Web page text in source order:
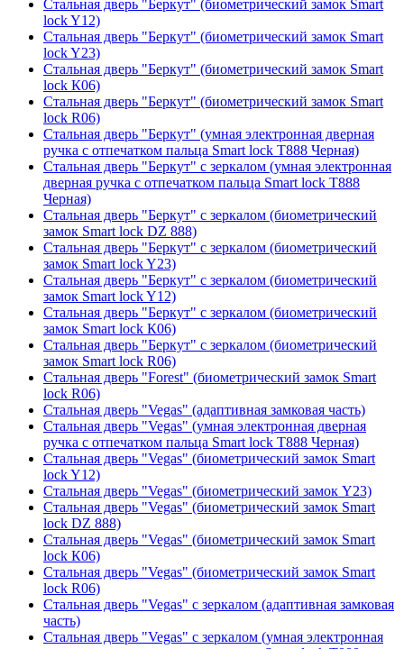
Стальная дверь "Беркут" (биометрический замок Smart
lock Y12)
Стальная дверь "Беркут" (биометрический замок Smart
lock Y23)
Стальная дверь "Беркут" (биометрический замок Smart
lock К06)
Стальная дверь "Беркут" (биометрический замок Smart
lock R06)
Стальная дверь "Беркут" (умная электронная дверная
ручка с отпечатком пальца Smart lock T888 Черная)
Стальная дверь "Беркут" с зеркалом (умная электронная
дверная ручка с отпечатком пальца Smart lock T888
Черная)
Стальная дверь "Беркут" с зеркалом (биометрический
замок Smart lock DZ 888)
Стальная дверь "Беркут" с зеркалом (биометрический
замок Smart lock Y23)
Стальная дверь "Беркут" с зеркалом (биометрический
замок Smart lock Y12)
Стальная дверь "Беркут" с зеркалом (биометрический
замок Smart lock К06)
Стальная дверь "Беркут" с зеркалом (биометрический
замок Smart lock R06)
Стальная дверь "Forest" (биометрический замок Smart
lock R06)
Стальная дверь "Vegas" (адаптивная замковая часть)
Стальная дверь "Vegas" (умная электронная дверная
ручка с отпечатком пальца Smart lock T888 Черная)
Стальная дверь "Vegas" (биометрический замок Smart
lock Y12)
Стальная дверь "Vegas" (биометрический замок Y23)
Стальная дверь "Vegas" (биометрический замок Smart
lock DZ 888)
Стальная дверь "Vegas" (биометрический замок Smart
lock К06)
Стальная дверь "Vegas" (биометрический замок Smart
lock R06)
Стальная дверь "Vegas" с зеркалом (адаптивная замковая
часть)
Стальная дверь "Vegas" с зеркалом (умная электронная